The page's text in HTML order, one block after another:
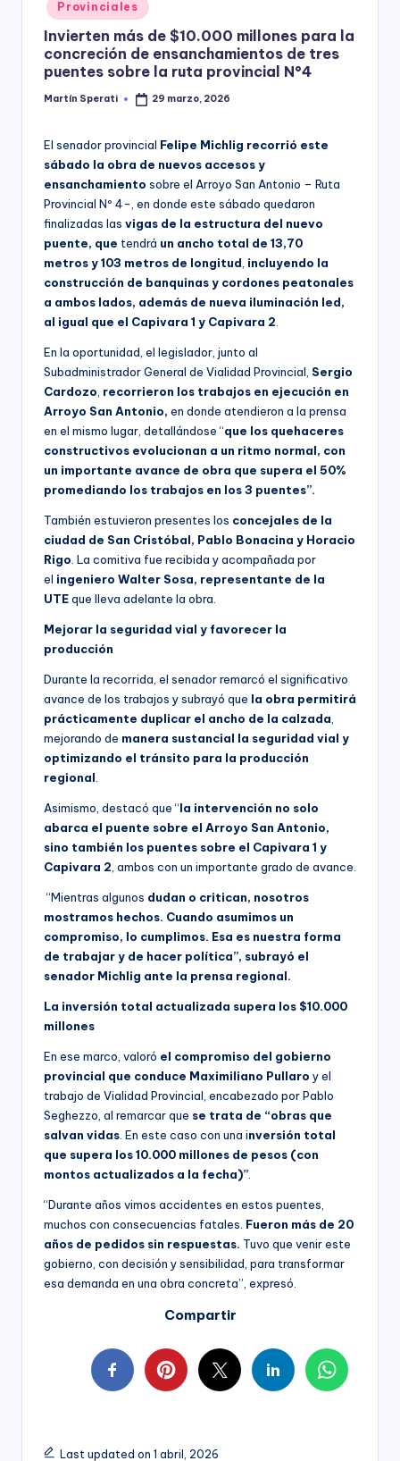
y
in
Provinciales
Invierten más de $10.000 millones para la
concreción de ensanchamientos de tres
puentes sobre la ruta provincial N°4
Posted
Martín Sperati 29 marzo, 2026
El senador provincial Felipe Michlig recorrió este
sábado la obra de nuevos accesos y
ensanchamiento sobre el Arroyo San Antonio – Ruta
Provincial Nº 4-, en donde este sábado quedaron
finalizadas las vigas de la estructura del nuevo
puente, que tendrá un ancho total de 13,70
metros y 103 metros de longitud incluyendo la
construcción de banquinas y cordones peatonales
a ambos lados, además de nueva iluminación led,
al igual que el Capivara 1 y Capivara 2
En la oportunidad, el legislador, junto al
Subadministrador General de Vialidad Provincial, Sergio
Cardozo recorrieron los trabajos en ejecución en
Arroyo San Antonio, en donde atendieron a la prensa
en el mismo lugar, detallándose “que los quehaceres
constructivos evolucionan a un ritmo normal, con
un importante avance de obra que supera el 50%
promediando los trabajos en los 3 puentes”.
También estuvieron presentes los concejales de la
ciudad de San Cristóbal, Pablo Bonacina y Horacio
Rigo . La comitiva fue recibida y acompañada por
el ingeniero Walter Sosa, representante de la
UTEque lleva adelante la obra.
Mejorar la seguridad vial y favorecer la
producción
Durante la recorrida, el senador remarcó el significativo
avance de los trabajos y subrayó que la obra permitirá
prácticamente duplicar el ancho de la calzada
mejorando de manera sustancial la seguridad vial y
optimizando el tránsito para la producción
regional
Asimismo, destacó que “la intervención no solo
abarca el puente sobre el Arroyo San Antonio,
sino también los puentes sobre el Capivara 1 y
Capivara 2 , ambos con un importante grado de avance.
“Mientras algunos dudan o critican, nosotros
mostramos hechos. Cuando asumimos un
compromiso, lo cumplimos. Esa es nuestra forma
de trabajar y de hacer política”, subrayó el
senador Michlig ante la prensa regional.
La inversión total actualizada supera los $10.000
millones
En ese marco, valoró el compromiso del gobierno
provincial que conduce Maximiliano Pullaro y el
trabajo de Vialidad Provincial, encabezado por Pablo
Seghezzo, al remarcar que se trata de “obras que
salvan vidas . En este caso con una inversión total
que supera los 10.000 millones de pesos (con
montos actualizados a la fecha)”
“Durante años vimos accidentes en estos puentes,
muchos con consecuencias fatales. Fueron más de 20
años de pedidos sin respuestas. Tuvo que venir este
gobierno, con decisión y sensibilidad, para transformar
esa demanda en una obra concreta”, expresó.
Compartir
Last updated on 1 abril, 2026